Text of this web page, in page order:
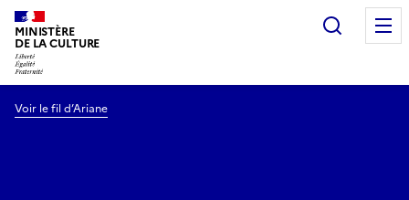
MINISTÈRE
DE LA CULTURE
Voir le fil d’Ariane